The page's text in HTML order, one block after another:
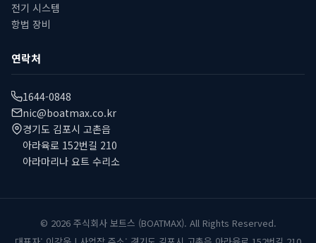
전기 시스템
항법 장비
연락처
1644-0848
nic@boatmax.co.kr
경기도 김포시 고촌읍
아라육로 152번길 210
아라마리나 요트 수리소
© 2026 주식회사 보트스 (BOATMAX). All Rights Reserved.